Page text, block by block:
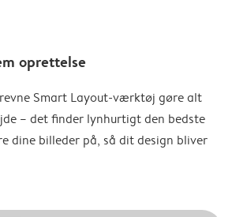
oprettelse
Smart Layout-værktøj gøre alt
– det finder lynhurtigt den bedste
dine billeder på, så dit design bliver